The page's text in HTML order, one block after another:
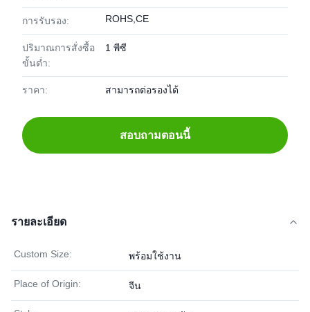
การรับรอง: ROHS,CE
ปริมาณการสั่งซื้อ
ขั้นต่ำ:
1 พีซี
ราคา: สามารถต่อรองได้
สอบถามตอนนี้
รายละเอียด
Custom Size: พร้อมใช้งาน
Place of Origin: จีน